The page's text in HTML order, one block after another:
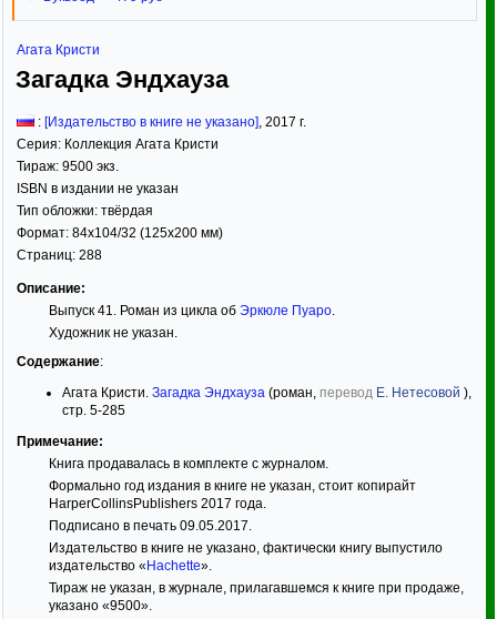
Агата Кристи
Загадка Эндхауза
: [Издательство в книге не указано], 2017 г.
Серия: Коллекция Агата Кристи
Тираж: 9500 экз.
ISBN в издании не указан
Тип обложки: твёрдая
Формат: 84x104/32 (125x200 мм)
Страниц: 288
Описание:
Выпуск 41. Роман из цикла об Эркюле Пуаро.
Художник не указан.
Содержание:
Агата Кристи. Загадка Эндхауза (роман, перевод Е. Нетесовой ),
стр. 5-285
Примечание:
Книга продавалась в комплекте с журналом.
Формально год издания в книге не указан, стоит копирайт
HarperCollinsPublishers 2017 года.
Подписано в печать 09.05.2017.
Издательство в книге не указано, фактически книгу выпустило
издательство « Hachette».
Тираж не указан, в журнале, прилагавшемся к книге при продаже,
указано «9500».